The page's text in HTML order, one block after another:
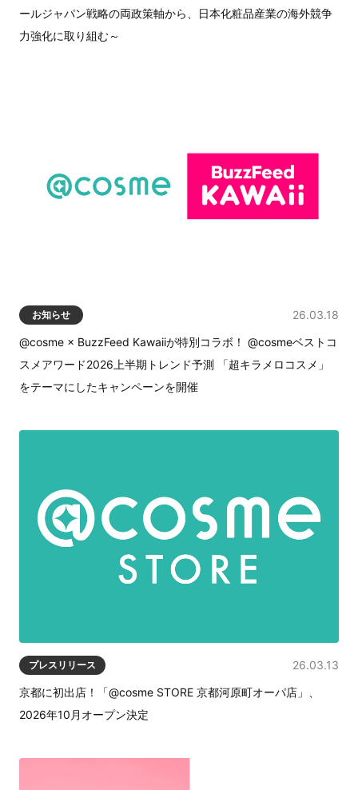
ールジャパン戦略の両政策軸から、日本化粧品産業の海外競争
力強化に取り組む～
お知らせ
26.03.18
@cosme × BuzzFeed Kawaiiが特別コラボ！ @cosmeベストコ
スメアワード2026上半期トレンド予測 「超キラメロコスメ」
をテーマにしたキャンペーンを開催
プレスリリース
26.03.13
京都に初出店！「@cosme STORE 京都河原町オーパ店」、
2026年10月オープン決定